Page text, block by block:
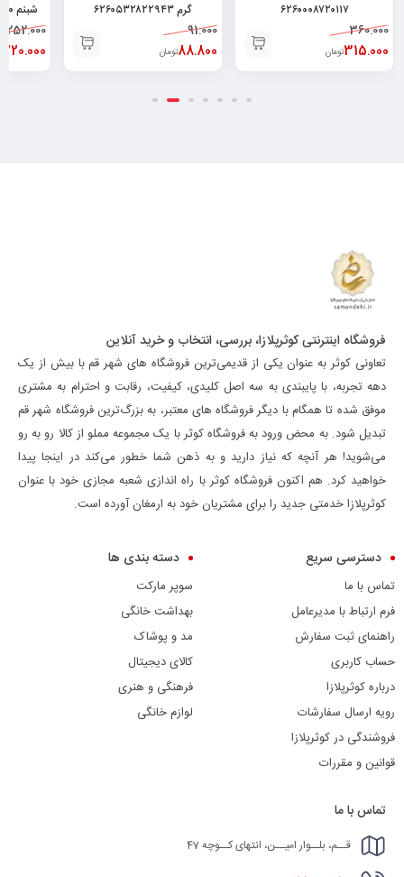
۶۲۶۰۰۰۸۷۲۰۱۱۷
360.000
315.000تومان
گرم ۶۲۶۰۵۳۲۸۲۲۹۴۳
91.000
88.800تومان
شبنم ۱۸۰گرم ۶۲۶۲۶۶۳۲۰۰۹۲۸
252.000
220.000
فروشگاه اینترنتی کوثرپلازا، بررسی، انتخاب و خرید آنلاین
تعاونی کوثر به عنوان یکی از قدیمی‌ترین فروشگاه های شهر قم با بیش از یک
دهه تجربه، با پایبندی به سه اصل کلیدی، کیفیت، رقابت و احترام به مشتری
موفق شده تا همگام با دیگر فروشگاه های معتبر، به بزرگ‌ترین فروشگاه شهر قم
تبدیل شود. به محض ورود به فروشگاه کوثر با یک مجموعه مملو از کالا رو به رو
می‌شوید! هر آنچه که نیاز دارید و به ذهن شما خطور می‌کند در اینجا پیدا
خواهید کرد. هم اکنون فروشگاه کوثر با راه اندازی شعبه مجازی خود با عنوان
کوثرپلازا خدمتی جدید را برای مشتریان خود به ارمغان آورده است.
دسترسی سریع
تماس با ما
فرم ارتباط با مدیرعامل
راهنمای ثبت سفارش
حساب کاربری
درباره کوثرپلازا
رویه ارسال سفارشات
فروشندگی در کوثرپلازا
قوانین و مقررات
دسته بندی ها
سوپر مارکت
بهداشت خانگی
مد و پوشاک
کالای دیجیتال
فرهنگی و هنری
لوازم خانگی
تماس با ما
قــم، بلــوار امیــن، انتهای کــوچه 47